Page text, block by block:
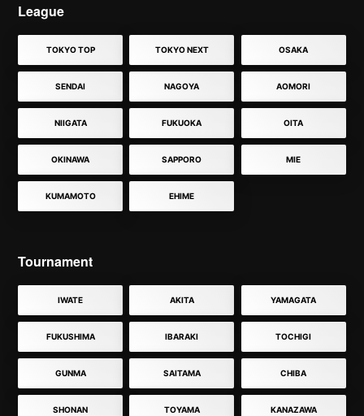
League
TOKYO TOP TOKYO NEXT OSAKA
SENDAI NAGOYA AOMORI
NIIGATA FUKUOKA OITA
OKINAWA SAPPORO MIE
KUMAMOTO EHIME
Tournament
IWATE AKITA YAMAGATA
FUKUSHIMA IBARAKI TOCHIGI
GUNMA SAITAMA CHIBA
SHONAN TOYAMA KANAZAWA